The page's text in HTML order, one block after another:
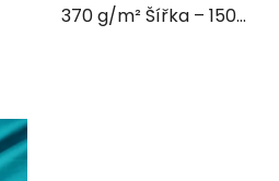
370 g/m² Šířka – 150...